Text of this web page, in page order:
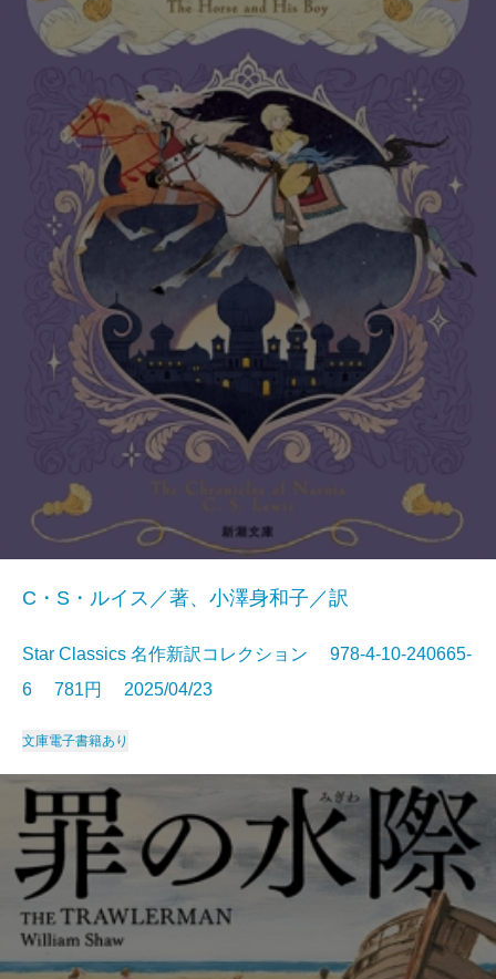
C・S・ルイス／著、小澤身和子／訳
Star Classics 名作新訳コレクション 978-4-10-240665-
6 781円 2025/04/23
文庫電子書籍あり